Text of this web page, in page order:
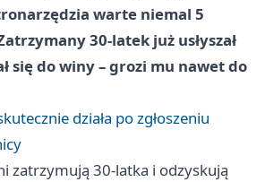
warte niemal 5
30-latek już usłyszał
się do winy – grozi mu nawet do
działa po zgłoszeniu
zatrzymują 30-latka i odzyskują